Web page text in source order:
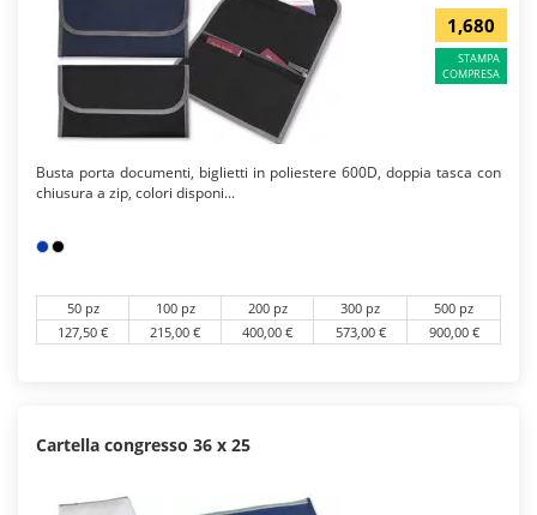
1,680
STAMPA
COMPRESA
Busta porta documenti, biglietti in poliestere 600D, doppia tasca con
chiusura a zip, colori disponi...
50 pz 100 pz 200 pz 300 pz
500 pz
127,50 €
215,00 € 400,00 € 573,00 € 900,00 €
Cartella congresso 36 x 25